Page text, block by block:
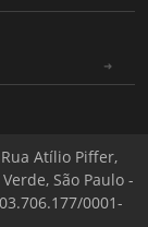
Atílio Piffer,
São Paulo -
0001-